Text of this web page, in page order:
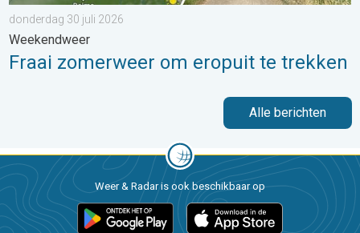
donderdag 30 juli 2026
Weekendweer
Fraai zomerweer om eropuit te trekken
Alle berichten
Weer & Radar is ook beschikbaar op